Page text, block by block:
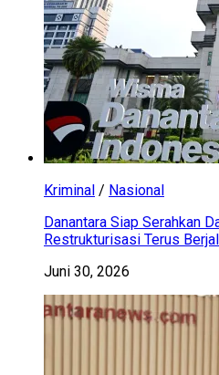
Kriminal / Nasional
Danantara Siap Serahkan
Restrukturisasi Terus
Juni 30, 2026